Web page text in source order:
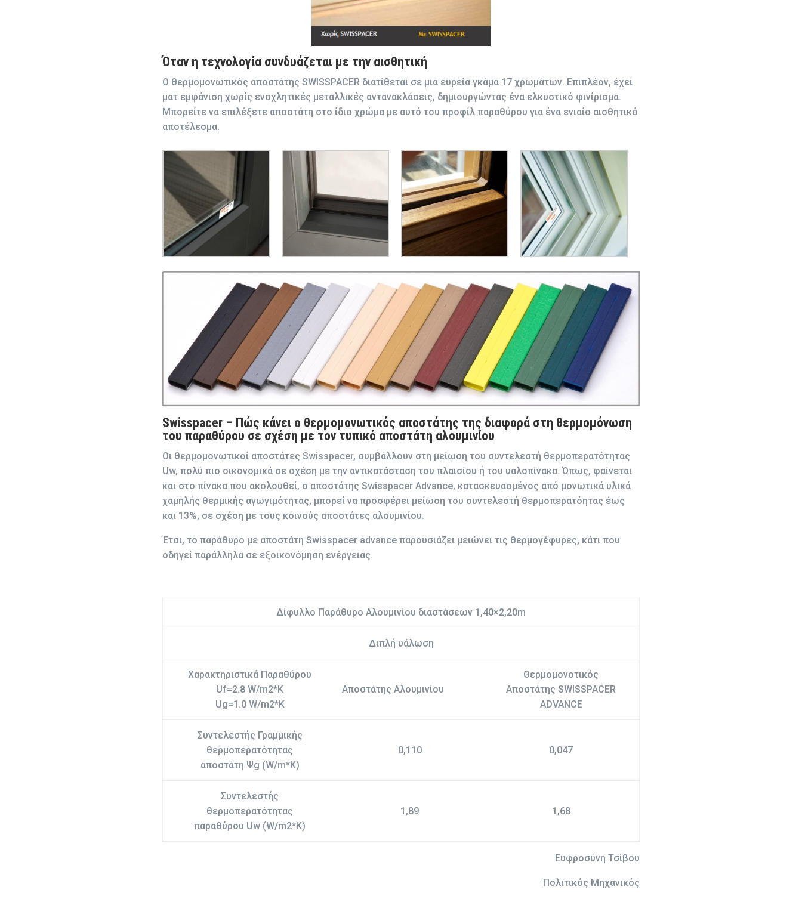
Όταν η τεχνολογία συνδυάζεται με την αισθητική
Ο θερμομονωτικός αποστάτης SWISSPACER διατίθεται σε μια ευρεία γκάμα 17 χρωμάτων. Επιπλέον, έχει
ματ εμφάνιση χωρίς ενοχλητικές μεταλλικές αντανακλάσεις, δημιουργώντας ένα ελκυστικό φινίρισμα.
Μπορείτε να επιλέξετε αποστάτη στο ίδιο χρώμα με αυτό του προφίλ παραθύρου για ένα ενιαίο αισθητικό
αποτέλεσμα.
Swisspacer – Πώς κάνει ο θερμομονωτικός αποστάτης της διαφορά στη θερμομόνωση
του παραθύρου σε σχέση με τον τυπικό αποστάτη αλουμινίου
Οι θερμομονωτικοί αποστάτες Swisspacer, συμβάλλουν στη μείωση του συντελεστή θερμοπερατότητας
Uw, πολύ πιο οικονομικά σε σχέση με την αντικατάσταση του πλαισίου ή του υαλοπίνακα. Όπως, φαίνεται
και στο πίνακα που ακολουθεί, ο αποστάτης Swisspacer Αdvance, κατασκευασμένος από μονωτικά υλικά
χαμηλής θερμικής αγωγιμότητας, μπορεί να προσφέρει μείωση του συντελεστή θερμοπερατόητας έως
και 13%, σε σχέση με τους κοινούς αποστάτες αλουμινίου.
Έτσι, το παράθυρο με αποστάτη Swisspacer advance παρουσιάζει μειώνει τις θερμογέφυρες, κάτι που
οδηγεί παράλληλα σε εξοικονόμηση ενέργειας.
Δίφυλλο Παράθυρο Αλουμινίου διαστάσεων 1,40×2,20m
Διπλή υάλωση
Χαρακτηριστικά Παραθύρου
Uf=2.8 W/m2*K
Ug=1.0 W/m2*K
Αποστάτης Αλουμινίου
Θερμομονοτικός
Αποστάτης SWISSPACER
ADVANCE
Συντελεστής Γραμμικής
θερμοπερατότητας
αποστάτη Ψg (W/m*K)
0,110 0,047
Συντελεστής
θερμοπερατότητας
παραθύρου Uw (W/m2*K)
1,89 1,68
Ευφροσύνη Τσίβου
Πολιτικός Μηχανικός